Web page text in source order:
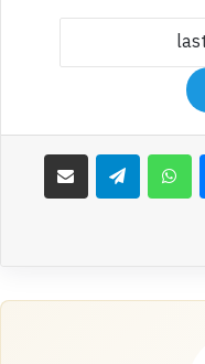
ماسنجر واتساب تيلقرام مشاركة عبر البريد